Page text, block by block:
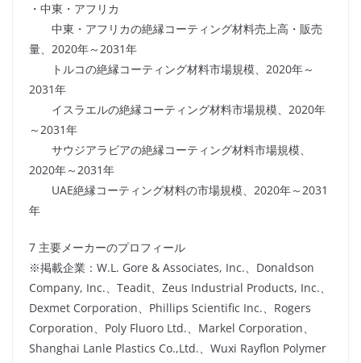
・中東・アフリカ
中東・アフリカの絶縁コーティング材料売上高・販売
量、2020年～2031年
トルコの絶縁コーティング材料市場規模、2020年～
2031年
イスラエルの絶縁コーティング材料市場規模、2020年
～2031年
サウジアラビアの絶縁コーティング材料市場規模、
2020年～2031年
UAE絶縁コーティング材料の市場規模、2020年～2031
年
7 主要メーカーのプロフィール
※掲載企業：W.L. Gore & Associates, Inc.、Donaldson
Company, Inc.、Teadit、Zeus Industrial Products, Inc.、
Dexmet Corporation、Phillips Scientific Inc.、Rogers
Corporation、Poly Fluoro Ltd.、Markel Corporation、
Shanghai Lanle Plastics Co.,Ltd.、Wuxi Rayflon Polymer